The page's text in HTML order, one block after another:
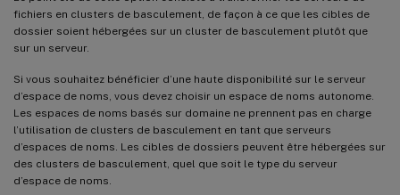
fichiers en clusters de basculement, de façon à ce que les cibles de
dossier soient hébergées sur un cluster de basculement plutôt que
sur un serveur.
Si vous souhaitez bénéficier d’une haute disponibilité sur le serveur
d’espace de noms, vous devez choisir un espace de noms autonome.
Les espaces de noms basés sur domaine ne prennent pas en charge
l’utilisation de clusters de basculement en tant que serveurs
d’espaces de noms. Les cibles de dossiers peuvent être hébergées sur
des clusters de basculement, quel que soit le type du serveur
d’espace de noms.